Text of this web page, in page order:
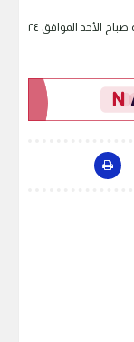
يذكر ان مراسم التسليم والتسلّم الرسمية لحقيبة الوزارة صباح الأحد الموافق ٢٤